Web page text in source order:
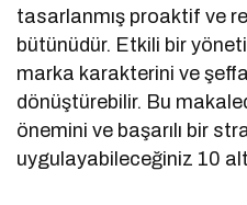
tasarlanmış proaktif ve
bütünüdür. Etkili bir
marka karakterini ve
dönüştürebilir. Bu
önemini ve başarılı bir
uygulayabileceğiniz 10